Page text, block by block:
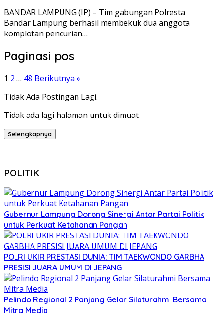
BANDAR LAMPUNG (IP) – Tim gabungan Polresta
Bandar Lampung berhasil membekuk dua anggota
komplotan pencurian…
Paginasi pos
1 2 … 48 Berikutnya »
Tidak Ada Postingan Lagi.
Tidak ada lagi halaman untuk dimuat.
Selengkapnya
POLITIK
Gubernur Lampung Dorong Sinergi Antar Partai Politik
untuk Perkuat Ketahanan Pangan
POLRI UKIR PRESTASI DUNIA: TIM TAEKWONDO GARBHA
PRESISI JUARA UMUM DI JEPANG
Pelindo Regional 2 Panjang Gelar Silaturahmi Bersama
Mitra Media